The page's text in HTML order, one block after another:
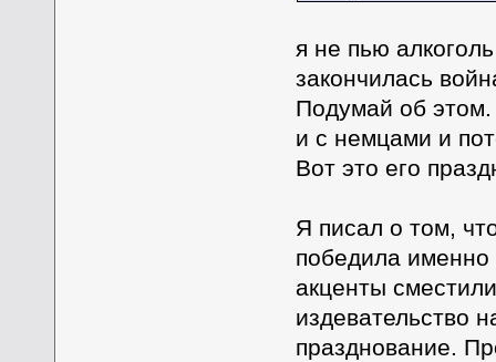
я не пью
закончилась
Подумай об
и с немцами и
Вот это его
Я писал о том,
победила именно
акценты
издевательство
празднование.